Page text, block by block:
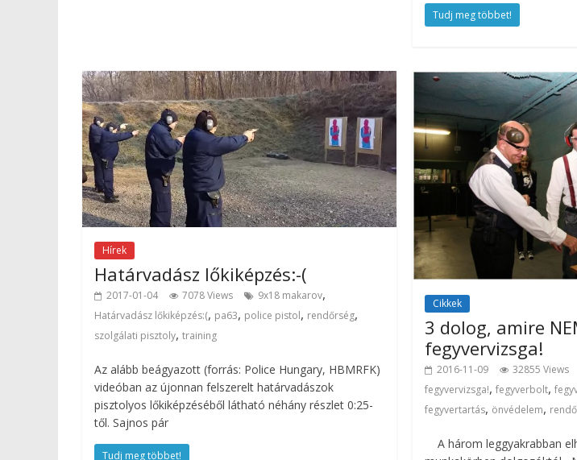
Tudj meg többet!
Hírek
Határvadász lőkiképzés:-(
2017-01-04 7078 Views 9x18 makarov,
Határvadász lőkiképzés:(, pa63, police pistol, rendőrség,
szolgálati pisztoly, training
Az alább beágyazott (forrás: Police Hungary, HBMRFK)
videóban az újonnan felszerelt határvadászok
pisztolyos lőkiképzéséből látható néhány részlet 0:25-
től. Sajnos pár
Tudj meg többet!
Cikkek
3 dolog, amire
fegyvervizsga!
2016-11-09 32855 Views
fegyvervizsga!,fegyverbolt,
fegyvertartás, önvédelem,
A három leggyakrabban